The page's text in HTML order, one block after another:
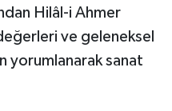
Hilâl-i Ahmer
ve geleneksel
yorumlanarak sanat